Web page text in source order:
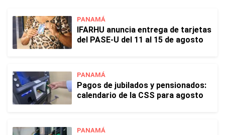
PANAMÁ
IFARHU anuncia entrega de tarjetas
del PASE-U del 11 al 15 de agosto
PANAMÁ
Pagos de jubilados y pensionados:
calendario de la CSS para agosto
PANAMÁ